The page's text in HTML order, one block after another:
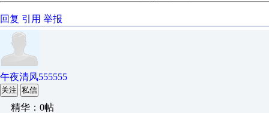
回复 引用 举报
午夜清风555555
关注 私信
精华：0帖